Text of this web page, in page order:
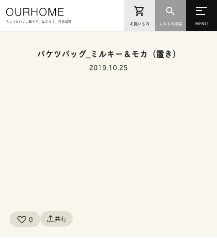
ちょうどいい。暮らす、はたらく、自分時間
バケツバッグ_ミルキー＆モカ（置き）
2019.10.25
0 共有
お買いもの よみもの検索